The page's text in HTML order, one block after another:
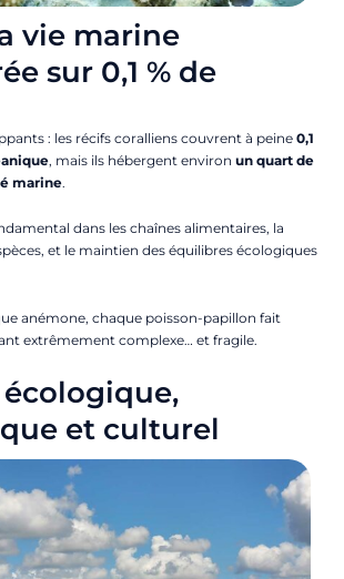
vie marine
sur 0,1 % de
: les récifs coralliens couvrent à peine 0,1
, mais ils hébergent environ un quart de
marine.
dans les chaînes alimentaires, la
et le maintien des équilibres écologiques
anémone, chaque poisson-papillon fait
extrêmement complexe… et fragile.
et culturel